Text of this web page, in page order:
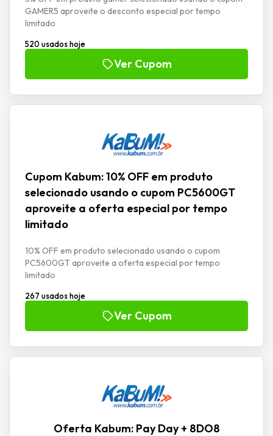
GAMER5 aproveite o desconto especial por tempo
limitado
520 usados hoje
Ver Cupom
Cupom Kabum: 10% OFF em produto
selecionado usando o cupom PC5600GT
aproveite a oferta especial por tempo
limitado
10% OFF em produto selecionado usando o cupom
PC5600GT aproveite a oferta especial por tempo
limitado
267 usados hoje
Ver Cupom
Oferta Kabum: Pay Day + 8DO8